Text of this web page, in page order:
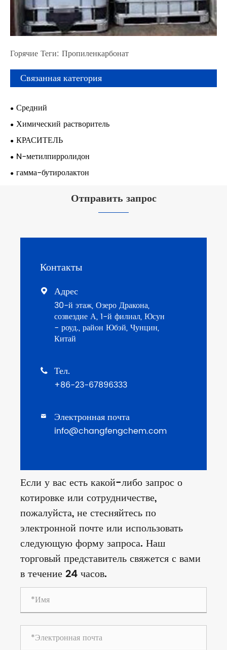
Горячие Теги: Пропиленкарбонат
Связанная категория
Средний
Химический растворитель
КРАСИТЕЛЬ
N-метилпирролидон
гамма-бутиролактон
Отправить запрос
Контакты
 Адрес
30-й этаж, Озеро Дракона,
созвездие А, 1-й филиал, Юсун
- роуд., район Юбэй, Чунцин,
Китай
 Тел.
+86-23-67896333
 Электронная почта
info@changfengchem.com
Если у вас есть какой-либо запрос о
котировке или сотрудничестве,
пожалуйста, не стесняйтесь по
электронной почте или использовать
следующую форму запроса. Наш
торговый представитель свяжется с вами
в течение 24 часов.